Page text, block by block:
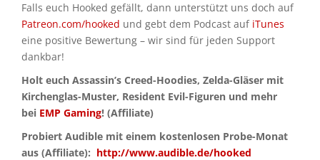
Falls euch Hooked gefällt, dann unterstützt uns doch auf
Patreon.com/hooked und gebt dem Podcast auf iTunes
eine positive Bewertung – wir sind für jeden Support
dankbar!
Holt euch Assassin’s Creed-Hoodies, Zelda-Gläser mit
Kirchenglas-Muster, Resident Evil-Figuren und mehr
bei EMP Gaming! (Affiliate)
Probiert Audible mit einem kostenlosen Probe-Monat
aus (Affiliate): http://www.audible.de/hooked